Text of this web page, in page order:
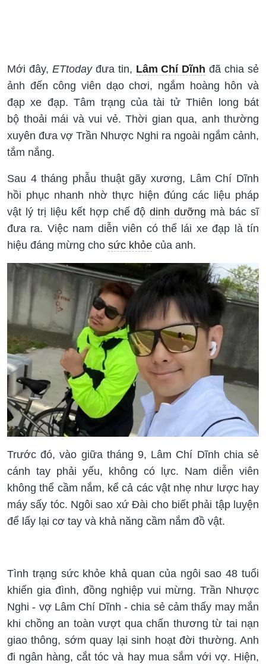
Mới đây, ETtoday đưa tin, Lâm Chí Dĩnh đã chia sẻ
ảnh đến công viên dạo chơi, ngắm hoàng hôn và
đạp xe đạp. Tâm trạng của tài tử Thiên long bát
bộ thoải mái và vui vẻ. Thời gian qua, anh thường
xuyên đưa vợ Trần Nhược Nghi ra ngoài ngắm cảnh,
tắm nắng.
Sau 4 tháng phẫu thuật gãy xương, Lâm Chí Dĩnh
hồi phục nhanh nhờ thực hiện đúng các liệu pháp
vật lý trị liệu kết hợp chế độdinh dưỡng mà bác sĩ
đưa ra. Việc nam diễn viên có thể lái xe đạp là tín
hiệu đáng mừng cho sức khỏe của anh.
Trước đó, vào giữa tháng 9, Lâm Chí Dĩnh chia sẻ
cánh tay phải yếu, không có lực. Nam diễn viên
không thể cầm nắm, kể cả các vật nhẹ như lược hay
máy sấy tóc. Ngôi sao xứ Đài cho biết phải tập luyện
để lấy lại cơ tay và khả năng cầm nắm đồ vật.
Tình trạng sức khỏe khả quan của ngôi sao 48 tuổi
khiến gia đình, đồng nghiệp vui mừng. Trần Nhược
Nghi - vợ Lâm Chí Dĩnh - chia sẻ cảm thấy may mắn
khi chồng an toàn vượt qua chấn thương từ tai nạn
giao thông, sớm quay lại sinh hoạt đời thường. Anh
đi ngân hàng, cắt tóc và hay mua sắm với vợ. Hiện,